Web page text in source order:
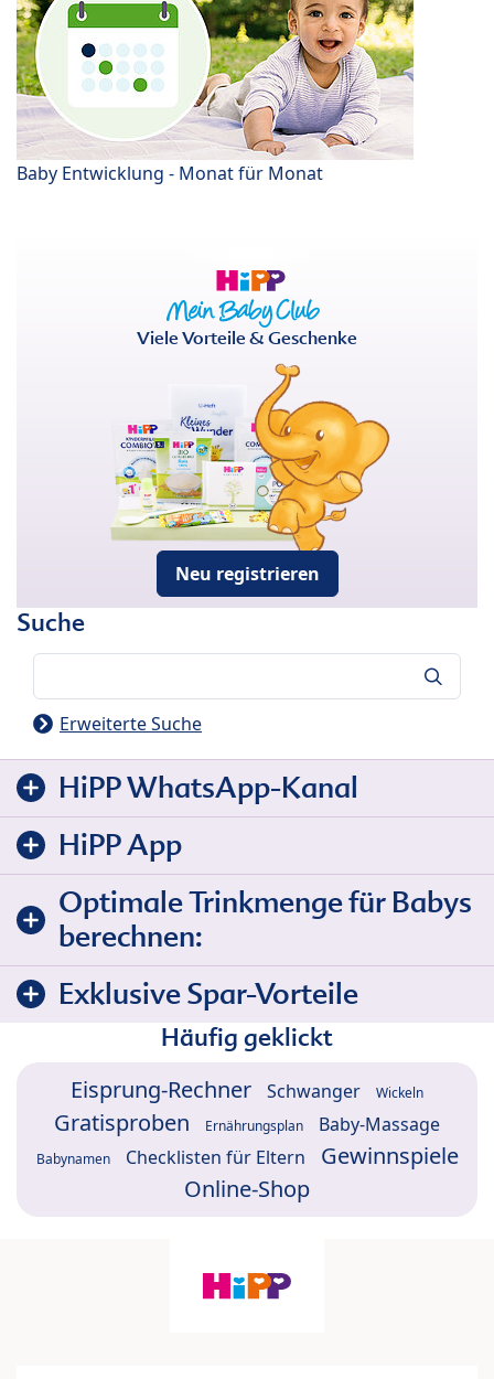
Baby Entwicklung - Monat für Monat
Viele Vorteile & Geschenke
Neu registrieren
Suche
Erweiterte Suche
HiPP WhatsApp-Kanal
HiPP App
Optimale Trinkmenge für Babys
berechnen:
Exklusive Spar-Vorteile
Häufig geklickt
Eisprung-Rechner Schwanger Wickeln
Gratisproben Ernährungsplan Baby-Massage
Babynamen Checklisten für Eltern
Gewinnspiele
Online-Shop